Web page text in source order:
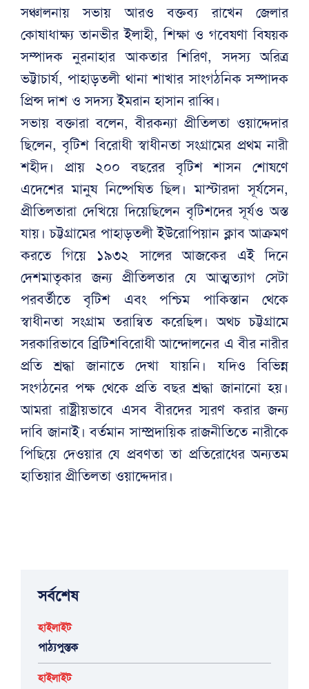
সঞ্চালনায় সভায় আরও বক্তব্য রাখেন জেলার
কোষাধাক্ষ্য তানভীর ইলাহী, শিক্ষা ও গবেষণা বিষয়ক
সম্পাদক নুরনাহার আকতার শিরিণ, সদস্য অরিত্র
ভট্টাচার্য, পাহাড়তলী থানা শাখার সাংগঠনিক সম্পাদক
প্রিন্স দাশ ও সদস্য ইমরান হাসান রাব্বি।
সভায় বক্তারা বলেন, বীরকন্যা প্রীতিলতা ওয়াদ্দেদার
ছিলেন, বৃটিশ বিরোধী স্বাধীনতা সংগ্রামের প্রথম নারী
শহীদ। প্রায় ২০০ বছরের বৃটিশ শাসন শোষণে
এদেশের মানুষ নিষ্পেষিত ছিল। মাস্টারদা সূর্যসেন,
প্রীতিলতারা দেখিয়ে দিয়েছিলেন বৃটিশদের সূর্যও অস্ত
যায়। চট্টগ্রামের পাহাড়তলী ইউরোপিয়ান ক্লাব আক্রমণ
করতে গিয়ে ১৯৩২ সালের আজকের এই দিনে
দেশমাতৃকার জন্য প্রীতিলতার যে আত্মত্যাগ সেটা
পরবর্তীতে বৃটিশ এবং পশ্চিম পাকিস্তান থেকে
স্বাধীনতা সংগ্রাম তরান্বিত করেছিল। অথচ চট্টগ্রামে
সরকারিভাবে ব্রিটিশবিরোধী আন্দোলনের এ বীর নারীর
প্রতি শ্রদ্ধা জানাতে দেখা যায়নি। যদিও বিভিন্ন
সংগঠনের পক্ষ থেকে প্রতি বছর শ্রদ্ধা জানানো হয়।
আমরা রাষ্ট্রীয়ভাবে এসব বীরদের স্মরণ করার জন্য
দাবি জানাই। বর্তমান সাম্প্রদায়িক রাজনীতিতে নারীকে
পিছিয়ে দেওয়ার যে প্রবণতা তা প্রতিরোধের অন্যতম
হাতিয়ার প্রীতিলতা ওয়াদ্দেদার।
সর্বশেষ
হাইলাইট
পাঠ্যপুস্তক
হাইলাইট